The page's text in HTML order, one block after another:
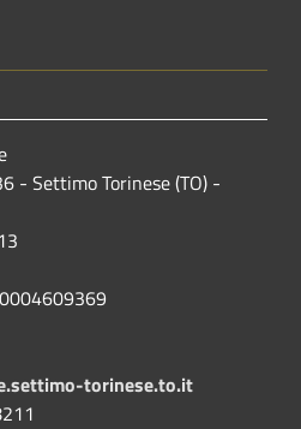
- Settimo Torinese (TO) -
torinese.to.it